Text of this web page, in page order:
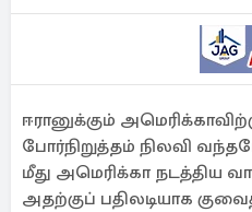
ஈரானுக்கும்
போர்நிறுத்தம் நிலவி
மீது அமெரிக்கா நடத்திய
அதற்குப் பதிலடியாக